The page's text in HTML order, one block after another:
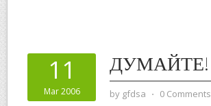
11
Mar 2006
ДУМАЙТЕ!
by gfdsa ⋅ 0 Comments